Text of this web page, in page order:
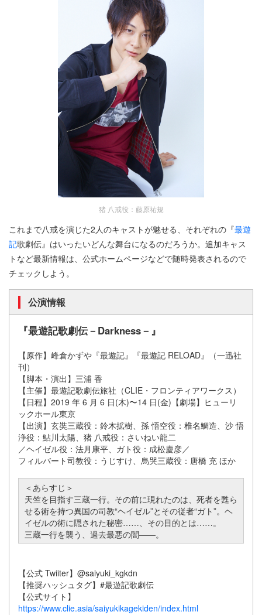
猪 八戒役：藤原祐規
これまで八戒を演じた2人のキャストが魅せる、それぞれの『最遊
記歌劇伝』はいったいどんな舞台になるのだろうか。追加キャス
トなど最新情報は、公式ホームページなどで随時発表されるので
チェックしよう。
公演情報
『最遊記歌劇伝－Darkness－』
【原作】峰倉かずや『最遊記』『最遊記 RELOAD』（一迅社
刊）
【脚本・演出】三浦 香
【主催】最遊記歌劇伝旅社（CLIE・フロンティアワークス）
【日程】2019 年 6 月 6 日(木)〜14 日(金)【劇場】ヒューリ
ックホール東京
【出演】玄奘三蔵役：鈴木拡樹、孫 悟空役：椎名鯛造、沙 悟
浄役：鮎川太陽、猪 八戒役：さいねい龍二
／ヘイゼル役：法月康平、ガト役：成松慶彦／
フィルバート司教役：うじすけ、烏哭三蔵役：唐橋 充 ほか
＜あらすじ＞
天竺を目指す三蔵一行。その前に現れたのは、死者を甦ら
せる術を持つ異国の司教“ヘイゼル”とその従者“ガト”。ヘ
イゼルの術に隠された秘密……、その目的とは……。
三蔵一行を襲う、過去最悪の闇――。
【公式 Twiiter】@saiyuki_kgkdn
【推奨ハッシュタグ】#最遊記歌劇伝
【公式サイト】
https://www.clie.asia/saiyukikagekiden/index.html